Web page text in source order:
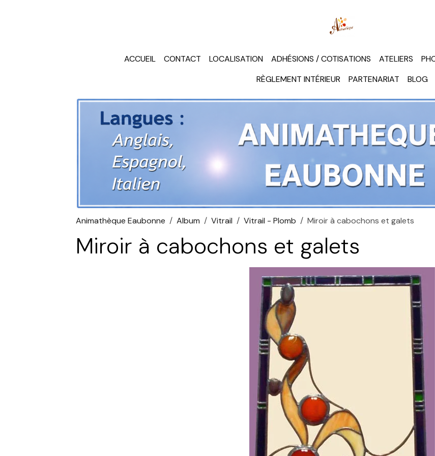
ACCUEIL CONTACT LOCALISATION ADHÉSIONS / COTISATIONS ATELIERS
RÈGLEMENT INTÉRIEUR
PARTENARIAT BLOG
Animathèque Eaubonne Album Vitrail Vitrail - Plomb Miroir à cabochons et galets
Miroir à cabochons et galets